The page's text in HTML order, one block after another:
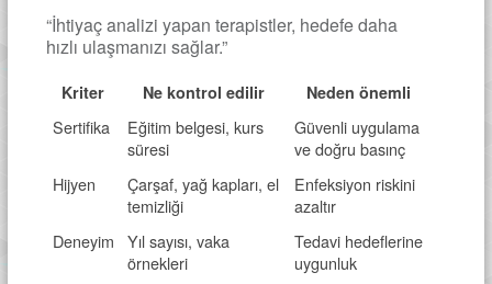
“İhtiyaç analizi yapan terapistler, hedefe daha
hızlı ulaşmanızı sağlar.”
Kriter Ne kontrol edilir Neden önemli
Sertifika
Eğitim belgesi, kurs
süresi
Güvenli uygulama
ve doğru basınç
Hijyen
Çarşaf, yağ kapları, el
temizliği
Enfeksiyon riskini
azaltır
Deneyim
Yıl sayısı, vaka
örnekleri
Tedavi hedeflerine
uygunluk